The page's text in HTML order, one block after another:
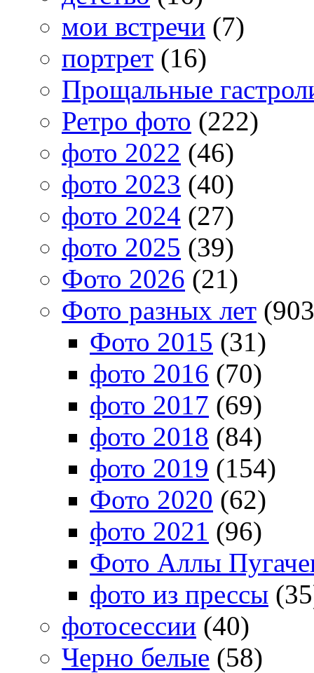
мои встречи (7)
портрет (16)
Прощальные
Ретро фото (222)
фото 2022 (46)
фото 2023 (40)
фото 2024 (27)
фото 2025 (39)
Фото 2026 (21)
Фото разных лет
Фото 2015 (31)
фото 2016 (70)
фото 2017 (69)
фото 2018 (84)
фото 2019 (154)
Фото 2020 (62)
фото 2021 (96)
Фото Аллы
фото из прессы
фотосессии (40)
Черно белые (58)